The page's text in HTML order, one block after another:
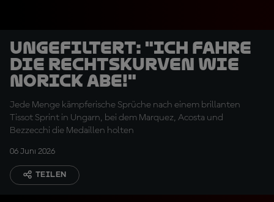
UNGEFILTERT: "Ich fahre
die Rechtskurven wie
Norick Abe!"
Jede Menge kämpferische Sprüche nach einem brillanten
Tissot Sprint in Ungarn, bei dem Marquez, Acosta und
Bezzecchi die Medaillen holten
06 Juni 2026
TEILEN